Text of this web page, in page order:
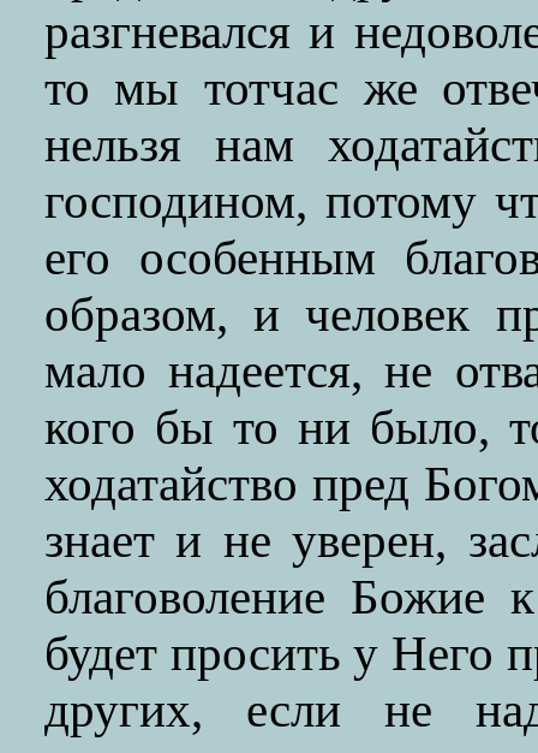
разгневался и
то мы тотчас же
нельзя нам
господином, потому
его особенным
образом, и человек
мало надеется, не
кого бы то ни было,
ходатайство пред
знает и не уверен,
благоволение Божие
будет просить у Него
других, если не